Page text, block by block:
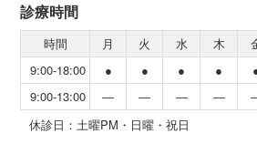
診療時間
時間 月 火 水 木
9:00-18:00
● ● ● ●
9:00-13:00
― ― ― ―
休診日：土曜PM・日曜・祝日